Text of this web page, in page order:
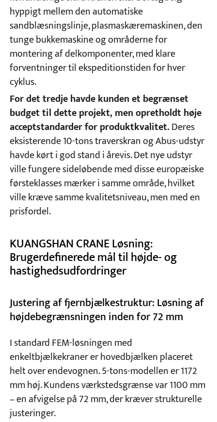
hyppigt mellem den automatiske
sandblæsningslinje, plasmaskæremaskinen, den
tunge bukkemaskine og områderne for
montering af delkomponenter, med klare
forventninger til ekspeditionstiden for hver
cyklus.
For det tredje havde kunden et begrænset
budget til dette projekt, men opretholdt høje
acceptstandarder for produktkvalitet.Deres
eksisterende 10-tons traverskran og Abus-udstyr
havde kørt i god stand i årevis. Det nye udstyr
ville fungere sideløbende med disse europæiske
førsteklasses mærker i samme område, hvilket
ville kræve samme kvalitetsniveau, men med en
prisfordel.
KUANGSHAN CRANE Løsning:
Brugerdefinerede mål til højde- og
hastighedsudfordringer
Justering af fjernbjælkestruktur: Løsning af
højdebegrænsningen inden for 72 mm
I standard FEM-løsningen med
enkeltbjælkekraner er hovedbjælken placeret
helt over endevognen. 5-tons-modellen er 1172
mm høj. Kundens værkstedsgrænse var 1100 mm
– en afvigelse på 72 mm, der kræver strukturelle
justeringer.